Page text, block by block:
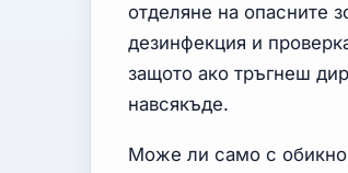
отделяне на опасните
дезинфекция и
защото ако тръгнеш
навсякъде.
Може ли само с